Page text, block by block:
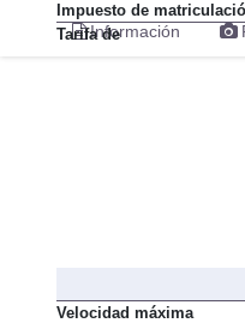
Información
Impuesto de
Tarifa de
Velocidad máxima